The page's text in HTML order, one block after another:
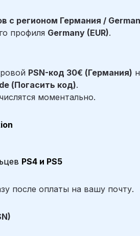
с регионом Германия /
профиля Germany (EUR).
PSN-код 30€ (Германия)
(Погасить код).
моментально.
PS4 и PS5
после оплаты на вашу почту.